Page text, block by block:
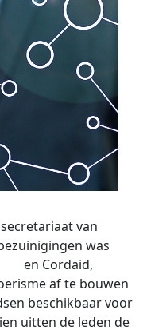
van
was
en Cordaid,
af te bouwen
beschikbaar voor
uitten de leden de